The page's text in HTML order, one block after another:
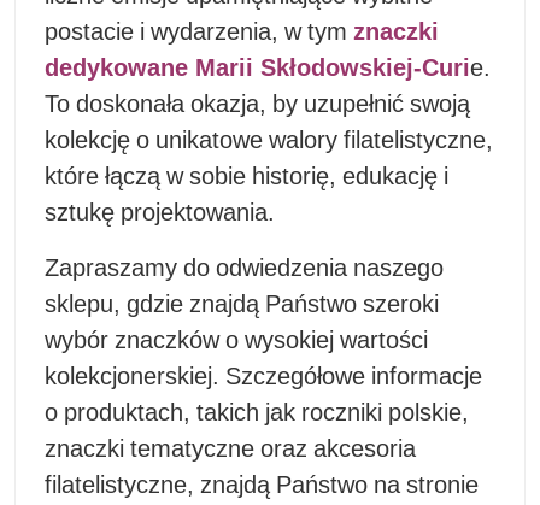
postacie i wydarzenia, w tym znaczki
dedykowane Marii Skłodowskiej-Curie.
To doskonała okazja, by uzupełnić swoją
kolekcję o unikatowe walory filatelistyczne,
które łączą w sobie historię, edukację i
sztukę projektowania.
Zapraszamy do odwiedzenia naszego
sklepu, gdzie znajdą Państwo szeroki
wybór znaczków o wysokiej wartości
kolekcjonerskiej. Szczegółowe informacje
o produktach, takich jak roczniki polskie,
znaczki tematyczne oraz akcesoria
filatelistyczne, znajdą Państwo na stronie